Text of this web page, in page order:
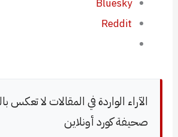
Bluesky
Reddit
الآراء الواردة في المقالات لا تعكس
صحيفة كورد أونلاين